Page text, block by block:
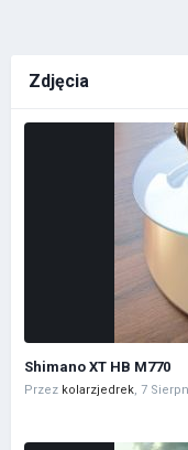
Zdjęcia
Shimano XT HB M770
Przez kolarzjedrek, 7